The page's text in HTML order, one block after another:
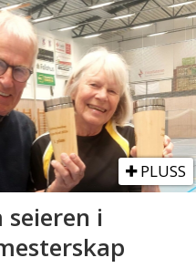
PLUSS
seieren i